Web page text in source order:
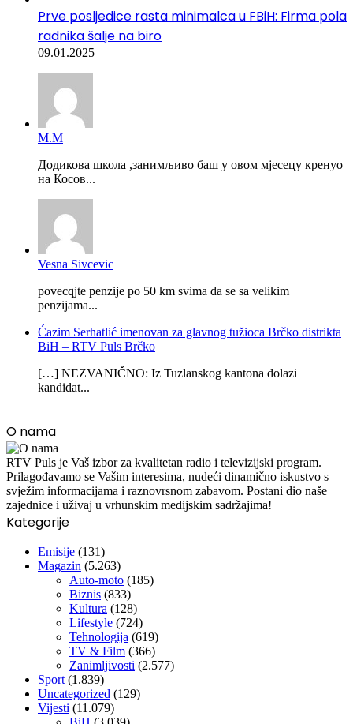
Prve posljedice rasta minimalca u FBiH: Firma pola
radnika šalje na biro
09.01.2025
М.М
Додикова школа ,занимљиво баш у овом мјесецу кренуо
на Косов...
Vesna Sivcevic
povecqjte penzije po 50 km svima da se sa velikim
penzijama...
Ćazim Serhatlić imenovan za glavnog tužioca Brčko distrikta
BiH – RTV Puls Brčko
[…] NEZVANIČNO: Iz Tuzlanskog kantona dolazi
kandidat...
O nama
RTV Puls je Vaš izbor za kvalitetan radio i televizijski program.
Prilagođavamo se Vašim interesima, nudeći dinamično iskustvo s
svježim informacijama i raznovrsnom zabavom. Postani dio naše
zajednice i uživaj u vrhunskim medijskim sadržajima!
Kategorije
Emisije (131)
Magazin (5.263)
Auto-moto (185)
Biznis (833)
Kultura (128)
Lifestyle (724)
Tehnologija (619)
TV & Film (366)
Zanimljivosti (2.577)
Sport (1.839)
Uncategorized (129)
Vijesti (11.079)